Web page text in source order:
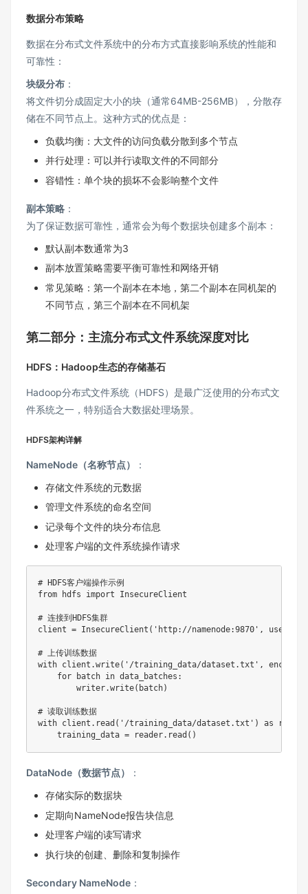
数据分布策略
数据在分布式文件系统中的分布方式直接影响系统的性能和
可靠性：
块级分布 ：
将文件切分成固定大小的块（通常64MB-256MB），分散存
储在不同节点上。这种方式的优点是：
负载均衡：大文件的访问负载分散到多个节点
并行处理：可以并行读取文件的不同部分
容错性：单个块的损坏不会影响整个文件
副本策略 ：
为了保证数据可靠性，通常会为每个数据块创建多个副本：
默认副本数通常为3
副本放置策略需要平衡可靠性和网络开销
常见策略：第一个副本在本地，第二个副本在同机架的
不同节点，第三个副本在不同机架
第二部分：主流分布式文件系统深度对比
HDFS：Hadoop生态的存储基石
Hadoop分布式文件系统（HDFS）是最广泛使用的分布式文
件系统之一，特别适合大数据处理场景。
HDFS架构详解
NameNode（名称节点）
：
存储文件系统的元数据
管理文件系统的命名空间
记录每个文件的块分布信息
处理客户端的文件系统操作请求
# HDFS客户端操作示例
from hdfs import InsecureClient
# 连接到HDFS集群
client = InsecureClient ( 'http://namenode:9870' , user
# 上传训练数据
with client .write( '/training_data/dataset.txt' , encoding
for batch in data_batches :
        writer
.write( batch)
# 读取训练数据
with client . read ( '/training_data/dataset.txt' ) as reader
    training_data
= reader. read ( )
DataNode（数据节点）
：
存储实际的数据块
定期向NameNode报告块信息
处理客户端的读写请求
执行块的创建、删除和复制操作
Secondary NameNode ：